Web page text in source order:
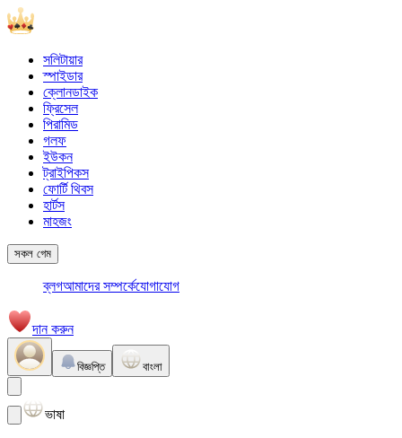
সলিটায়ার
স্পাইডার
ক্লোনডাইক
ফ্রিসেল
পিরামিড
গলফ
ইউকন
ট্রাইপিকস
ফোর্টি থিবস
হার্টস
মাহজং
সকল গেম
ব্লগআমাদের সম্পর্কেযোগাযোগ
দান করুন
বিজ্ঞপ্তি বাংলা
ভাষা